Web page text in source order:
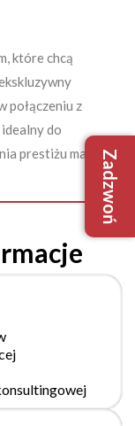
Tak, mam
które chcą
połączeniu z
do
prestiżu marki.Zadzwoń
+48
+48